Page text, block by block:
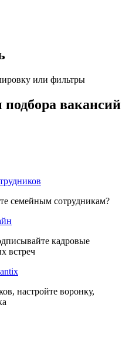
или фильтры
вакансий
семейным сотрудникам?
кадровые
встреч
настройте воронку,